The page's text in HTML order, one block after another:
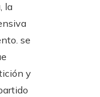
la
se
y